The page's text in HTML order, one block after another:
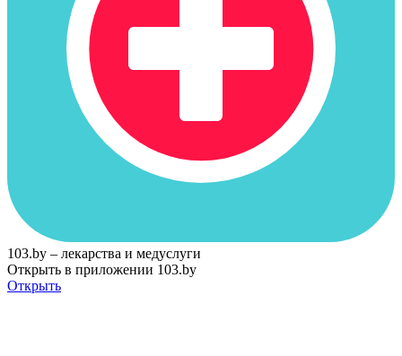
103.by – лекарства и медуслуги
Открыть в приложении 103.by
Открыть